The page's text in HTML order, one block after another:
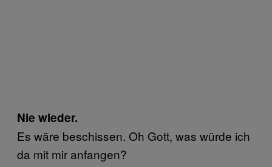
Nie wieder.
Es wäre beschissen. Oh Gott, was würde ich
da mit mir anfangen?